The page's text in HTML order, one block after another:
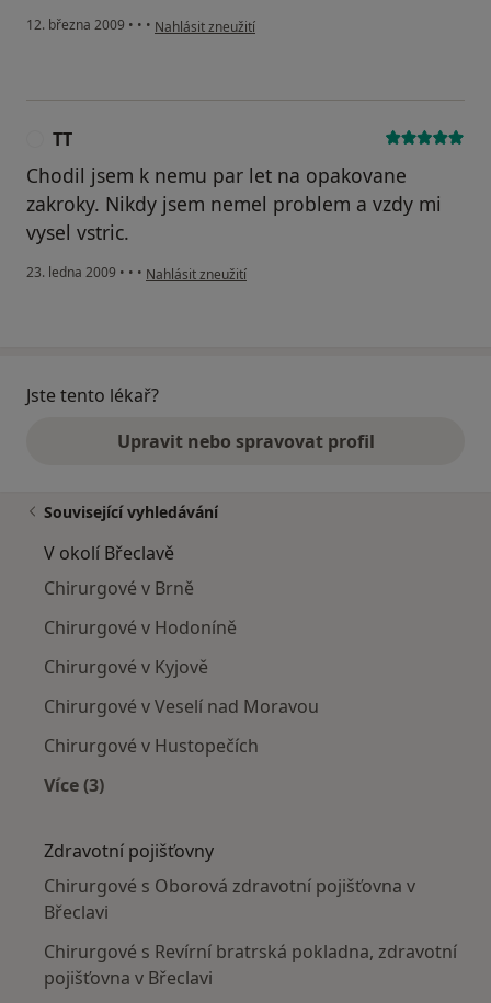
12. března 2009 • • • podle názoru uživatele kuji
Nahlásit zneužití
TT
Chodil jsem k nemu par let na opakovane
zakroky. Nikdy jsem nemel problem a vzdy mi
vysel vstric.
23. ledna 2009 • • • podle názoru uživatele TT
Nahlásit zneužití
Jste tento lékař?
Upravit nebo spravovat profil
Související vyhledávání
V okolí Břeclavě
Chirurgové v Brně
Chirurgové v Hodoníně
Chirurgové v Kyjově
Chirurgové v Veselí nad Moravou
Chirurgové v Hustopečích
Více (3)
Zdravotní pojišťovny
Chirurgové s Oborová zdravotní pojišťovna v
Břeclavi
Chirurgové s Revírní bratrská pokladna, zdravotní
pojišťovna v Břeclavi